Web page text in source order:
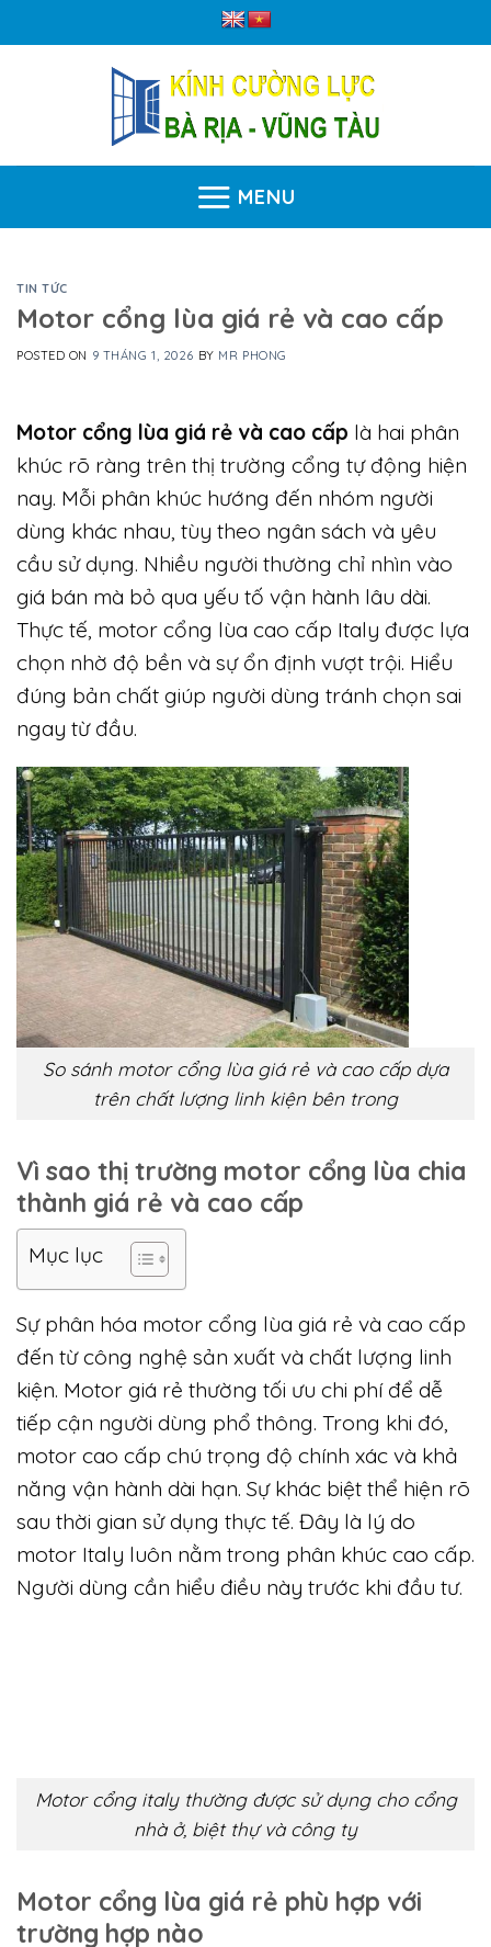
to
MENU
TIN TỨC
Motor cổng lùa giá rẻ và cao cấp
POSTED ON 9 THÁNG 1, 2026 BY MR PHONG
Motor cổng lùa giá rẻ và cao cấp là hai phân
khúc rõ ràng trên thị trường cổng tự động hiện
nay. Mỗi phân khúc hướng đến nhóm người
dùng khác nhau, tùy theo ngân sách và yêu
cầu sử dụng. Nhiều người thường chỉ nhìn vào
giá bán mà bỏ qua yếu tố vận hành lâu dài.
Thực tế, motor cổng lùa cao cấp Italy được lựa
chọn nhờ độ bền và sự ổn định vượt trội. Hiểu
đúng bản chất giúp người dùng tránh chọn sai
ngay từ đầu.
So sánh motor cổng lùa giá rẻ và cao cấp dựa
trên chất lượng linh kiện bên trong
Vì sao thị trường motor cổng lùa chia
thành giá rẻ và cao cấp
Mục lục
Sự phân hóa motor cổng lùa giá rẻ và cao cấp
đến từ công nghệ sản xuất và chất lượng linh
kiện. Motor giá rẻ thường tối ưu chi phí để dễ
tiếp cận người dùng phổ thông. Trong khi đó,
motor cao cấp chú trọng độ chính xác và khả
năng vận hành dài hạn. Sự khác biệt thể hiện rõ
sau thời gian sử dụng thực tế. Đây là lý do
motor Italy luôn nằm trong phân khúc cao cấp.
Người dùng cần hiểu điều này trước khi đầu tư.